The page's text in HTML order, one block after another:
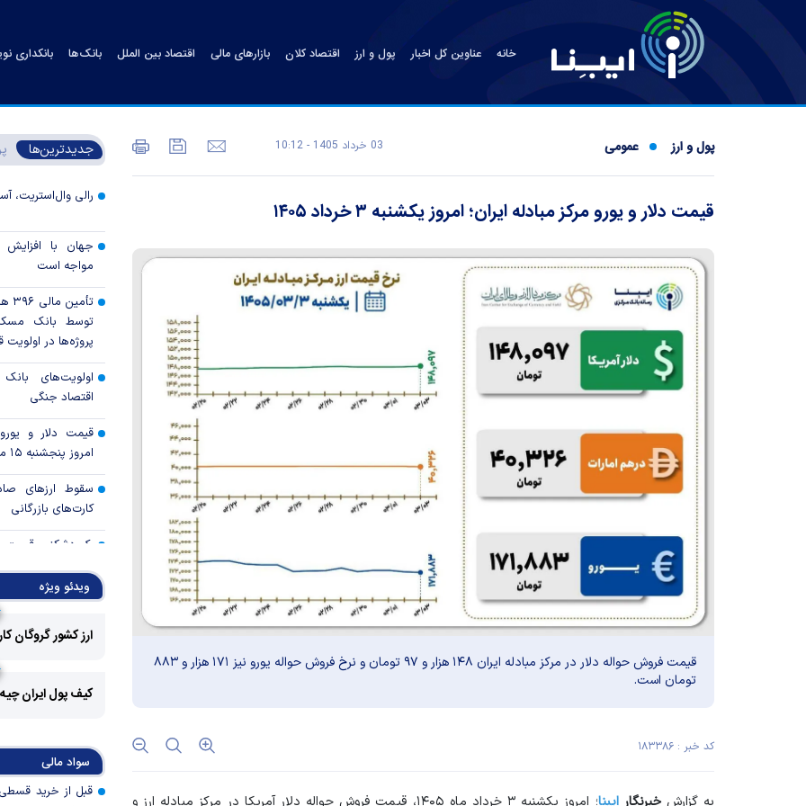
خانه عناوین کل اخبار پول و ارز اقتصاد کلان بازارهای مالی اقتصاد بین الملل بانک‌ها بانکداری
پول و ارز عمومی 03 خرداد 1405 - 10:12
قیمت دلار و یورو مرکز مبادله ایران؛ امروز یکشنبه ۳ خرداد ۱۴۰۵
قیمت فروش حواله دلار در مرکز مبادله ایران ۱۴۸ هزار و ۹۷ تومان و نرخ فروش حواله یورو نیز ۱۷۱ هزار و ۸۸۳
تومان است.
کد خبر : ۱۸۳۳۸۶
به گزارشخبرنگارایبنا
؛ امروز یکشنبه ۳ خرداد ماه ۱۴۰۵، قیمت فروش حواله دلار آمریکا در مرکز مبادله ارز و
جدیدترین‌ها
رالی وال‌استریت،
جهان با
مواجه است
توسط بانک
پروژه‌ها در اولویت
اولویت‌های
اقتصاد جنگی
قیمت دلار و یورو
امروز پنجشنبه ۱۵ مرداد ۱۴۰۵
سقوط ارزهای
کارت‌های بازرگانی
رکوردشکنی قیمت
مسکن به
هرمزگان
کالابرگ سه دهک
خرید اعتباری
بانکی را تغییر داد؟
ویدئو ویژه
ارز کشور گروگان
کیف پول ایران
سواد مالی